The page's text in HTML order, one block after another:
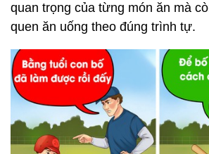
quan trọng của từng món ăn mà
quen ăn uống theo đúng trình tự.